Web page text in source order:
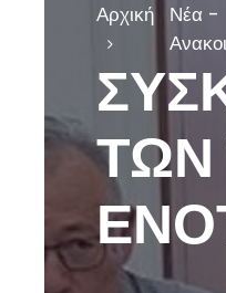
Αρχική
Νέα -
ΤΩΝ